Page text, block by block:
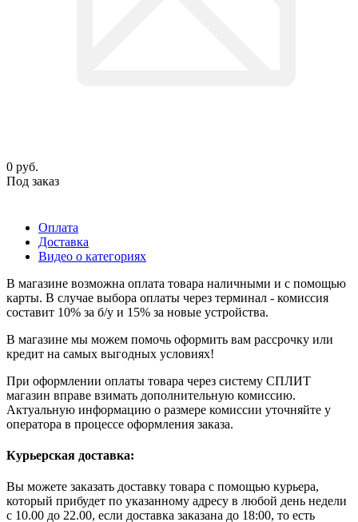
0 руб.
Под заказ
Оплата
Доставка
Видео о категориях
В магазине возможна оплата товара наличными и с помощью
карты. В случае выбора оплаты через терминал - комиссия
составит 10% за б/у и 15% за новые устройства.
В магазине мы можем помочь оформить вам рассрочку или
кредит на самых выгодных условиях!
При оформлении оплаты товара через систему СПЛИТ
магазин вправе взимать дополнительную комиссию.
Актуальную информацию о размере комиссии уточняйте у
оператора в процессе оформления заказа.
Курьерская доставка:
Вы можете заказать доставку товара с помощью курьера,
который прибудет по указанному адресу в любой день недели
с 10.00 до 22.00, если доставка заказана до 18:00, то есть